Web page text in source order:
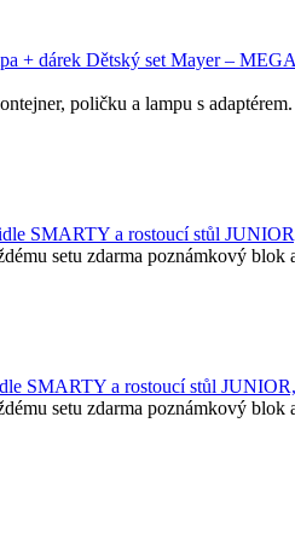
Dětský set Mayer –
poličku a lampu s
SMARTY a rostoucí stůl
setu zdarma poznámkový
SMARTY a rostoucí stůl
setu zdarma poznámkový